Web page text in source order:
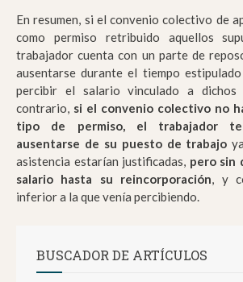
En resumen, si el convenio colectivo de
como permiso retribuido aquellos
trabajador cuenta con un parte de
ausentarse durante el tiempo
percibir el salario vinculado a
contrario, si el convenio colectivo no
tipo de permiso, el trabajador
ausentarse de su puesto de trabajo
asistencia estarían justificadas, pero sin
salario hasta su reincorporación, y
inferior a la que venía percibiendo.
BUSCADOR DE ARTÍCULOS